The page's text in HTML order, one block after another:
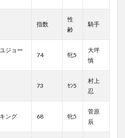
指数
性
齢
騎手
ジョー
74 牝5
大坪
慎
73 ｾﾝ5
村上
忍
ング 68 牝5
菅原
辰